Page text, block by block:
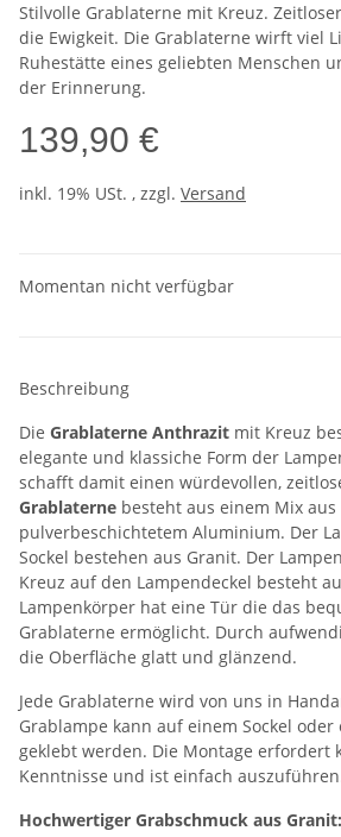
Stilvolle Grablaterne mit Kreuz.
die Ewigkeit. Die Grablaterne wirft viel
Ruhestätte eines geliebten Menschen
der Erinnerung.
139,90 €
inkl. 19% USt. , zzgl. Versand
Momentan nicht verfügbar
Beschreibung
Die Grablaterne Anthrazit mit Kreuz
elegante und klassiche Form der
schafft damit einen würdevollen,
Grablaterne besteht aus einem Mix
pulverbeschichtetem Aluminium. Der
Sockel bestehen aus Granit. Der
Kreuz auf den Lampendeckel besteht
Lampenkörper hat eine Tür die das
Grablaterne ermöglicht. Durch
die Oberfläche glatt und glänzend.
Jede Grablaterne wird von uns in
Grablampe kann auf einem Sockel
geklebt werden. Die Montage erfordert
Kenntnisse und ist einfach
Hochwertiger Grabschmuck aus Granit: